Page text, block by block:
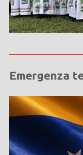
Emergenza